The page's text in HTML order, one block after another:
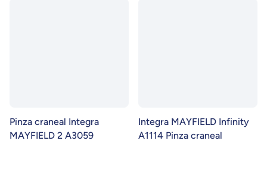
Pinza craneal Integra
MAYFIELD 2 A3059
Integra MAYFIELD Infinity
A1114 Pinza craneal